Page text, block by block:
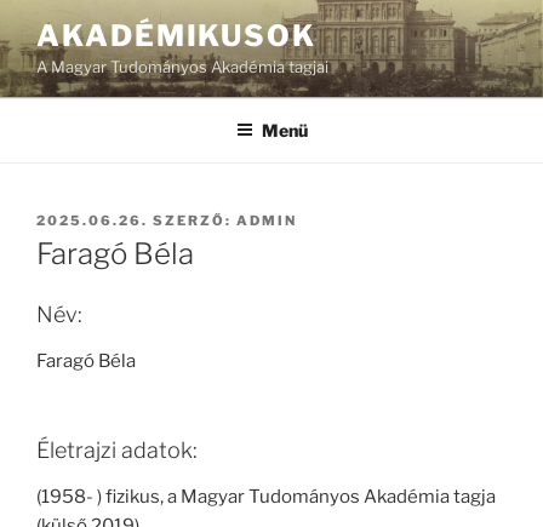
AKADÉMIKUSOK
A Magyar Tudományos Akadémia tagjai
Menü
BEKÜLDVE:
2025.06.26. SZERZŐ: ADMIN
Faragó Béla
Név:
Faragó Béla
Életrajzi adatok:
(1958- ) fizikus, a Magyar Tudományos Akadémia tagja